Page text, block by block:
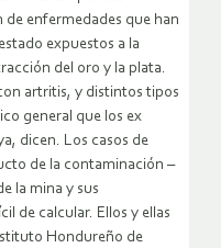
de enfermedades que han
expuestos a la
del oro y la plata.
artritis, y distintos tipos
general que los ex
dicen. Los casos de
de la contaminación –
la mina y sus
de calcular. Ellos y ellas
Hondureño de